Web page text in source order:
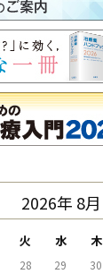
2026年 8月
火 水 木
28 29 30